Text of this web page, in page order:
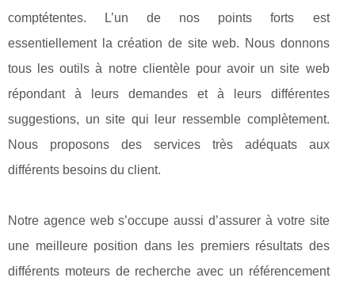
comptétentes. L’un de nos points forts est
essentiellement la création de site web. Nous donnons
tous les outils à notre clientèle pour avoir un site web
répondant à leurs demandes et à leurs différentes
suggestions, un site qui leur ressemble complètement.
Nous proposons des services très adéquats aux
différents besoins du client.
Notre agence web s’occupe aussi d’assurer à votre site
une meilleure position dans les premiers résultats des
différents moteurs de recherche avec un référencement